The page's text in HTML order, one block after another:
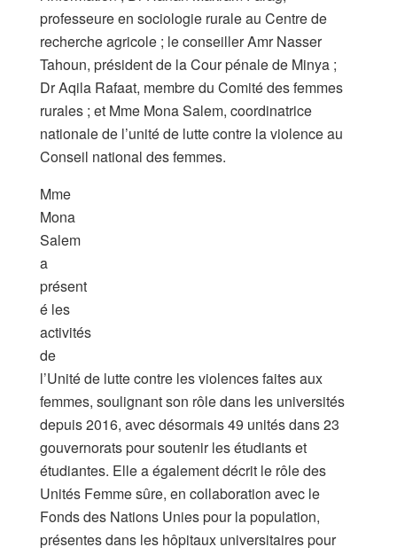
professeure en sociologie rurale au Centre de
recherche agricole ; le conseiller Amr Nasser
Tahoun, président de la Cour pénale de Minya ;
Dr Aqila Rafaat, membre du Comité des femmes
rurales ; et Mme Mona Salem, coordinatrice
nationale de l’unité de lutte contre la violence au
Conseil national des femmes.
Mme
Mona
Salem
a
présent
é les
activités
de
l’Unité de lutte contre les violences faites aux
femmes, soulignant son rôle dans les universités
depuis 2016, avec désormais 49 unités dans 23
gouvernorats pour soutenir les étudiants et
étudiantes. Elle a également décrit le rôle des
Unités Femme sûre, en collaboration avec le
Fonds des Nations Unies pour la population,
présentes dans les hôpitaux universitaires pour